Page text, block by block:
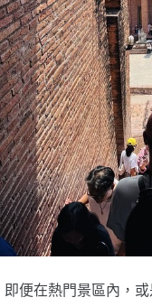
即便在熱門景區內，